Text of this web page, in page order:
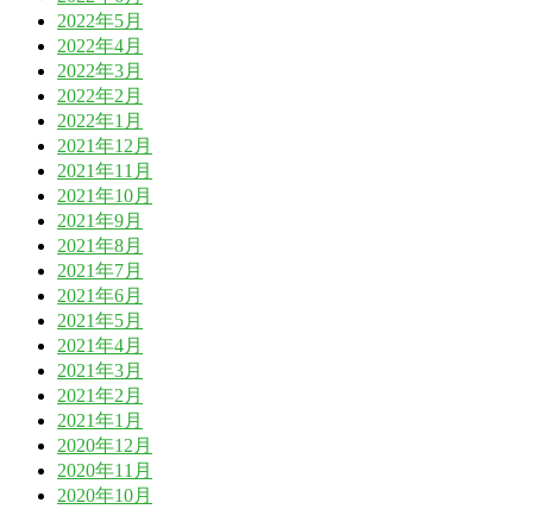
2022年5月
2022年4月
2022年3月
2022年2月
2022年1月
2021年12月
2021年11月
2021年10月
2021年9月
2021年8月
2021年7月
2021年6月
2021年5月
2021年4月
2021年3月
2021年2月
2021年1月
2020年12月
2020年11月
2020年10月